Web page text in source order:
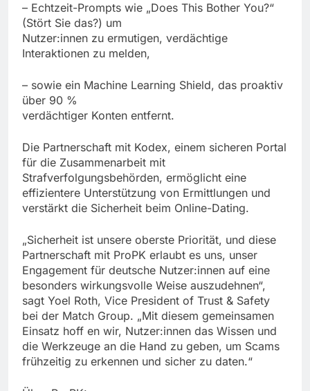
– Echtzeit-Prompts wie „Does This Bother You?“
(Stört Sie das?) um
Nutzer:innen zu ermutigen, verdächtige
Interaktionen zu melden,
– sowie ein Machine Learning Shield, das proaktiv
über 90 %
verdächtiger Konten entfernt.
Die Partnerschaft mit Kodex, einem sicheren Portal
für die Zusammenarbeit mit
Strafverfolgungsbehörden, ermöglicht eine
effizientere Unterstützung von Ermittlungen und
verstärkt die Sicherheit beim Online-Dating.
„Sicherheit ist unsere oberste Priorität, und diese
Partnerschaft mit ProPK erlaubt es uns, unser
Engagement für deutsche Nutzer:innen auf eine
besonders wirkungsvolle Weise auszudehnen“,
sagt Yoel Roth, Vice President of Trust & Safety
bei der Match Group. „Mit diesem gemeinsamen
Einsatz hoff en wir, Nutzer:innen das Wissen und
die Werkzeuge an die Hand zu geben, um Scams
frühzeitig zu erkennen und sicher zu daten.“